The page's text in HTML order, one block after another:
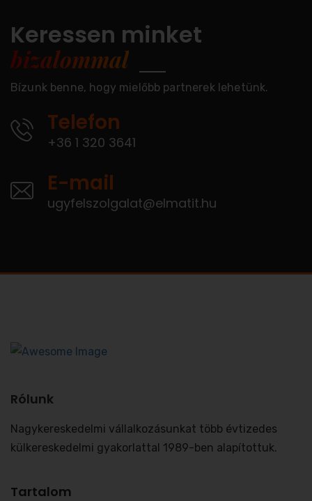
Keressen minket
bizalommal
Bízunk benne, hogy mielőbb partnerek lehetünk.
Telefon
+36 1 320 3641
E-mail
ugyfelszolgalat@elmatit.hu
Rólunk
Nagykereskedelmi vállalkozásunkat több évtizedes
külkereskedelmi gyakorlattal 1989-ben alapítottuk.
Tartalom